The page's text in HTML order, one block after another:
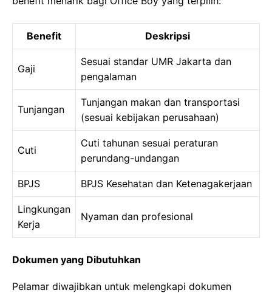
Benefit Deskripsi
Gaji
Sesuai standar UMR Jakarta dan
pengalaman
Tunjangan
Tunjangan makan dan transportasi
(sesuai kebijakan perusahaan)
Cuti
Cuti tahunan sesuai peraturan
perundang-undangan
BPJS BPJS Kesehatan dan Ketenagakerjaan
Lingkungan
Kerja
Nyaman dan profesional
Dokumen yang Dibutuhkan
Pelamar diwajibkan untuk melengkapi dokumen